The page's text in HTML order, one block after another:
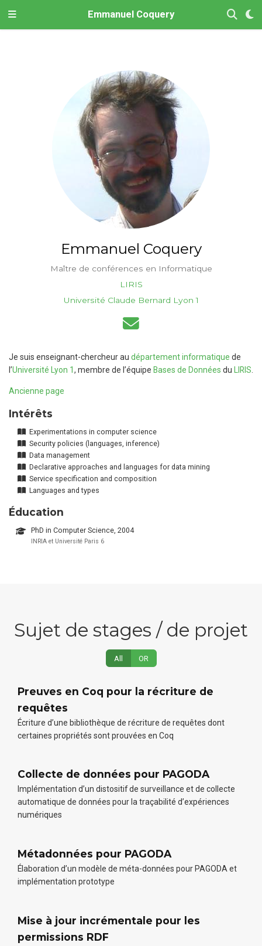
Emmanuel Coquery
Emmanuel Coquery
Maître de conférences en Informatique
LIRIS
Université Claude Bernard Lyon 1
Je suis enseignant-chercheur au département informatique de
l’Université Lyon 1, membre de l’équipe Bases de Données du LIRIS
Ancienne page
Intérêts
Experimentations in computer science
Security policies (languages, inference)
Data management
Declarative approaches and languages for data mining
Service specification and composition
Languages and types
Éducation
PhD in Computer Science, 2004
INRIA et Université Paris 6
Sujet de stages / de projet
All OR
Preuves en Coq pour la récriture de
requêtes
Écriture d’une bibliothèque de récriture de requêtes dont
certaines propriétés sont prouvées en Coq
Collecte de données pour PAGODA
Implémentation d’un distositif de surveillance et de collecte
automatique de données pour la traçabilité d’expériences
numériques
Métadonnées pour PAGODA
Élaboration d’un modèle de méta-données pour PAGODA et
implémentation prototype
Mise à jour incrémentale pour les
permissions RDF